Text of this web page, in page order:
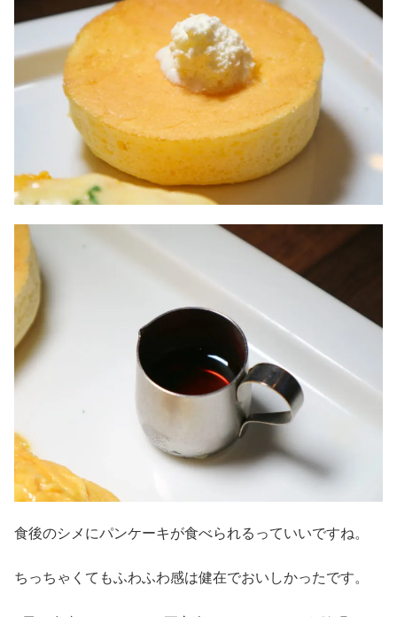
食後のシメにパンケーキが食べられるっていいですね。
ちっちゃくてもふわふわ感は健在でおいしかったです。